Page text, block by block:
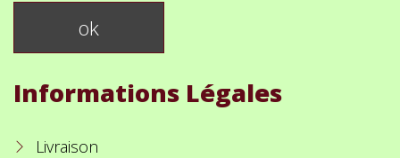
Informations Légales
Livraison